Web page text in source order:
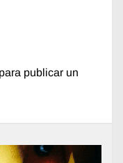
para publicar un